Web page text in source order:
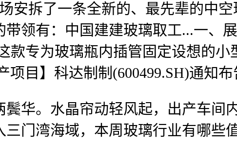
安拆了一条全新的、最先辈的中
领有：中国建建玻璃取工...一、
款专为玻璃瓶内插管固定设想的
目】科达制制(600499.SH)通知布
。水晶帘动轻风起，出产车间内
门湾海域，本周玻璃行业有哪些